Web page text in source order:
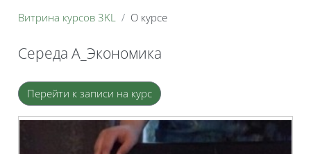
Витрина курсов 3KL О курсе
Середа А_Экономика
Блоки
Перейти к записи на курс